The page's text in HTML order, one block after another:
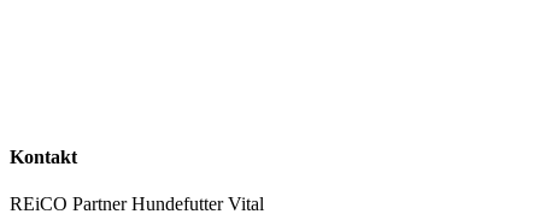
Kontakt
REiCO Partner Hundefutter Vital